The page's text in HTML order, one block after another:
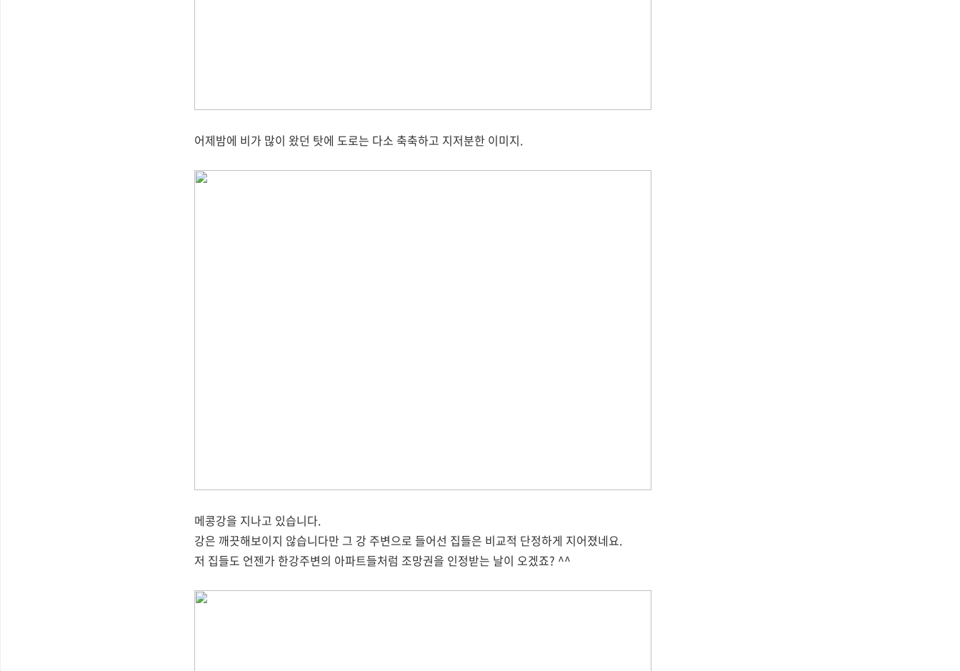
어제밤에 비가 많이 왔던 탓에 도로는 다소 축축하고 지저분한 이미지.
메콩강을 지나고 있습니다.
강은 깨끗해보이지 않습니다만 그 강 주변으로 들어선 집들은 비교적 단정하게 지어졌네요.
저 집들도 언젠가 한강주변의 아파트들처럼 조망권을 인정받는 날이 오겠죠? ^^